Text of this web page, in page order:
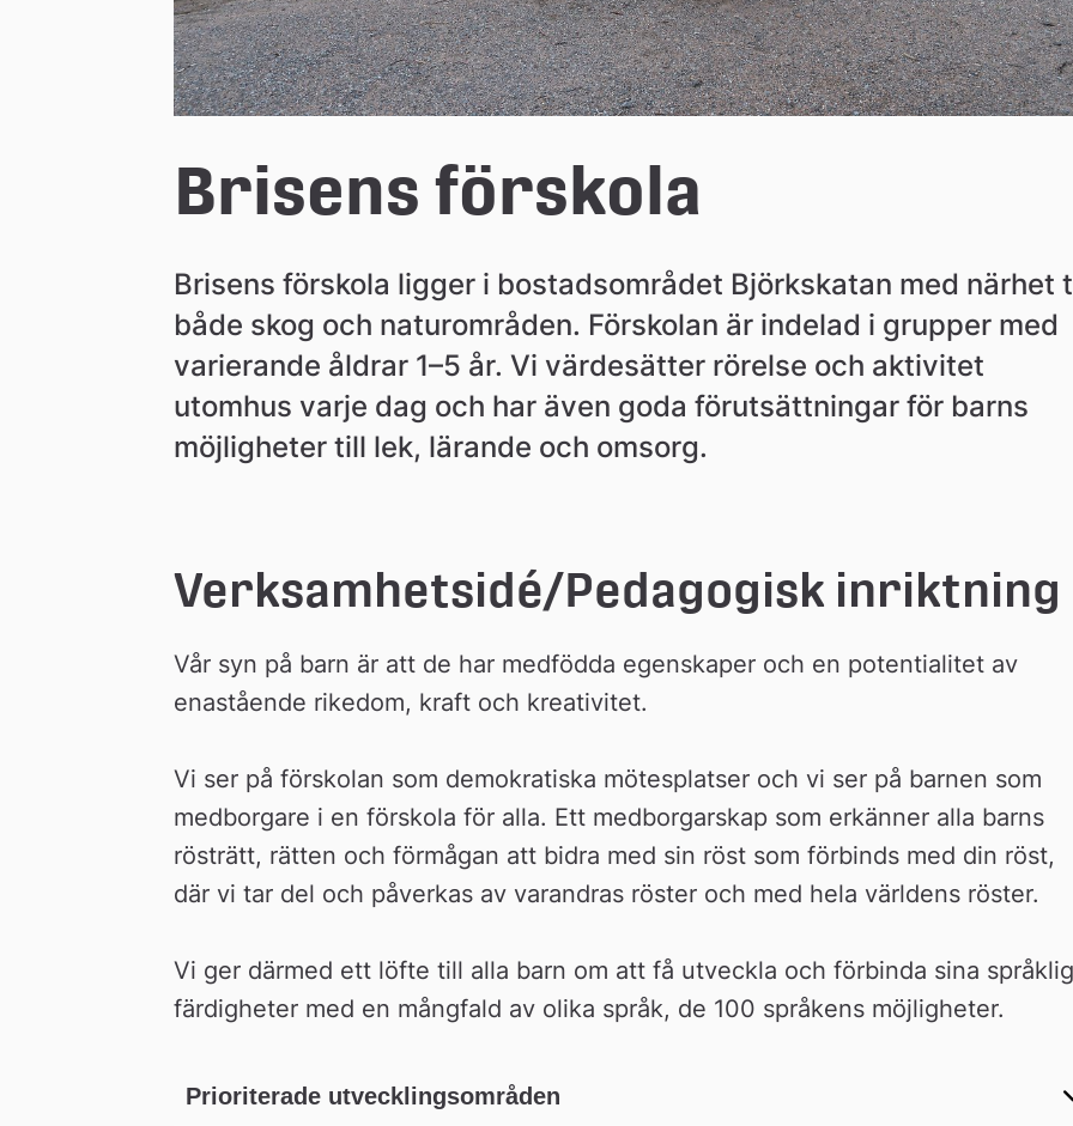
Brisens förskola
Brisens förskola ligger i bostadsområdet Björkskatan med närhet
både skog och naturområden. Förskolan är indelad i grupper med
varierande åldrar 1–5 år. Vi värdesätter rörelse och aktivitet
utomhus varje dag och har även goda förutsättningar för barns
möjligheter till lek, lärande och omsorg.
Verksamhetsidé/Pedagogisk inriktning
Vår syn på barn är att de har medfödda egenskaper och en potentialitet av
enastående rikedom, kraft och kreativitet.
Vi ser på förskolan som demokratiska mötesplatser och vi ser på barnen som
medborgare i en förskola för alla. Ett medborgarskap som erkänner alla barns
rösträtt, rätten och förmågan att bidra med sin röst som förbinds med din röst,
där vi tar del och påverkas av varandras röster och med hela världens röster.
Vi ger därmed ett löfte till alla barn om att få utveckla och förbinda sina
färdigheter med en mångfald av olika språk, de 100 språkens möjligheter.
Prioriterade utvecklingsområden